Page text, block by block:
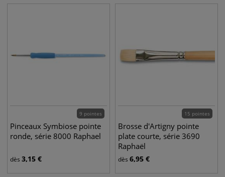
9 pointes
Pinceaux Symbiose pointe
ronde, série 8000 Raphael
dès 3,15 €
15 pointes
Brosse d'Artigny pointe
plate courte, série 3690
Raphaël
dès 6,95 €